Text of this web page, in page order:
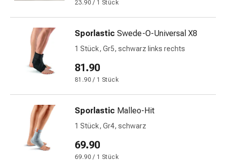
Venenbeschwerden
Herznerven-
Gedächtnis-
Konzentrationsstörung
Allergien
&
Heuschnupfen
Antiallergika
Haut
23.90 / 1 Stück
Sporlastic Swede-O-Universal X8
1 Stück, Gr5, schwarz links rechts
81.90
81.90 / 1 Stück
Sporlastic Malleo-Hit
1 Stück, Gr4, schwarz
69.90
69.90 / 1 Stück